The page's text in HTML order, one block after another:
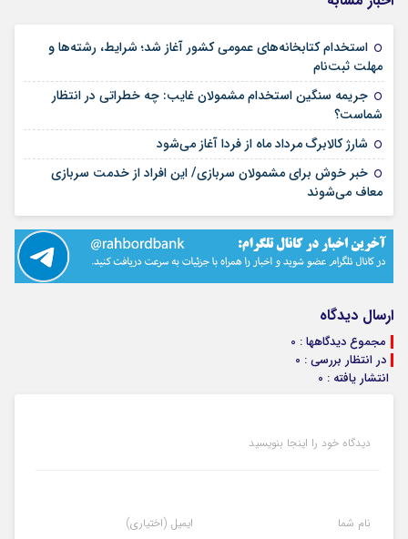
استخدام کتابخانه‌های عمومی کشور آغاز شد؛ شرایط، رشته‌ها و
مهلت ثبت‌نام
جریمه سنگین استخدام مشمولان غایب: چه خطراتی در انتظار
شماست؟
شارژ کالابرگ مرداد ماه از فردا آغاز می‌شود
خبر خوش برای مشمولان سربازی/ این افراد از خدمت سربازی
معاف می‌شوند
ارسال دیدگاه
مجموع دیدگاهها : 0
در انتظار بررسی : 0
انتشار یافته : 0
دیدگاه خود را اینجا بنویسید
نام شما ایمیل (اختیاری)